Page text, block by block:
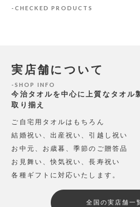
CHECKED PRODUCTS
実店舗について
SHOP INFO
今治タオルを中心に上質なタオル
取り揃え
ご自宅用タオルはもちろん
結婚祝い、出産祝い、引越し祝い
お中元、お歳暮、季節のご贈答品
お見舞い、快気祝い、長寿祝い
各種ギフトに対応いたします。
全国の実店舗一